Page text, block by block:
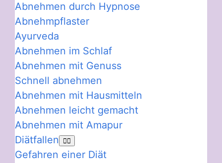
Abnehmen durch Hypnose
Abnehmpflaster
Ayurveda
Abnehmen im Schlaf
Abnehmen mit Genuss
Schnell abnehmen
Abnehmen mit Hausmitteln
Abnehmen leicht gemacht
Abnehmen mit Amapur
Diätfallen
Gefahren einer Diät